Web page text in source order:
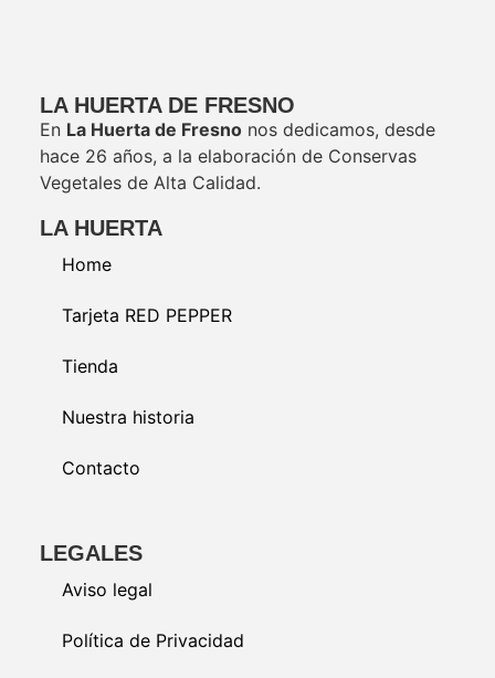
LA HUERTA DE FRESNO
En La Huerta de Fresnonos dedicamos, desde
hace 26 años, a la elaboración de Conservas
Vegetales de Alta Calidad.
LA HUERTA
Home
Tarjeta RED PEPPER
Tienda
Nuestra historia
Contacto
LEGALES
Aviso legal
Política de Privacidad